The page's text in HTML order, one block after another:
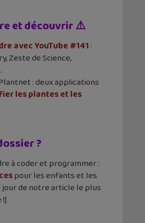
et découvrir ⚠️
avec YouTube #141:
Zeste de Science,
: deux applications
les plantes et les
?
à coder et programmer :
pour les enfants et les
jour de notre article le plus